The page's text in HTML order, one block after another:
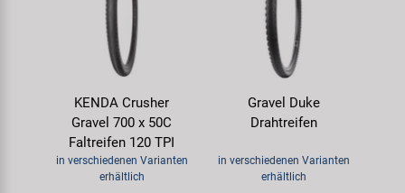
KENDA Crusher
Gravel 700 x 50C
Faltreifen 120 TPI
in verschiedenen Varianten
erhältlich
Gravel Duke
Drahtreifen
in verschiedenen Varianten
erhältlich